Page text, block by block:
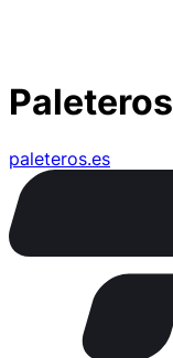
Paleteros
paleteros.es